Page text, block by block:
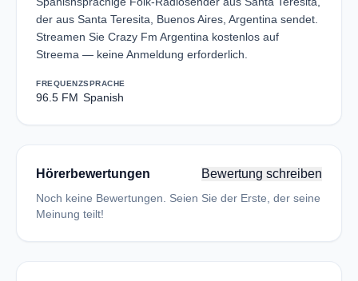
der aus Santa Teresita, Buenos Aires, Argentina sendet.
Streamen Sie Crazy Fm Argentina kostenlos auf
Streema — keine Anmeldung erforderlich.
FREQUENZ
96.5 FM
SPRACHE
Spanish
Hörerbewertungen Bewertung schreiben
Noch keine Bewertungen. Seien Sie der Erste, der seine
Meinung teilt!